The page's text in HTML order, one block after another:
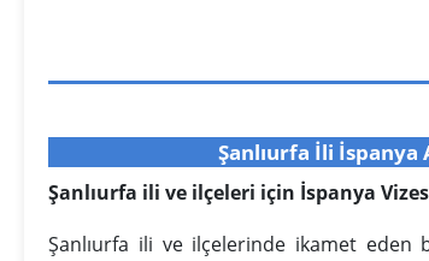
Şanlıurfa İli
Şanlıurfa ili ve ilçeleri için İspanya
Şanlıurfa ili ve ilçelerinde ikamet eden